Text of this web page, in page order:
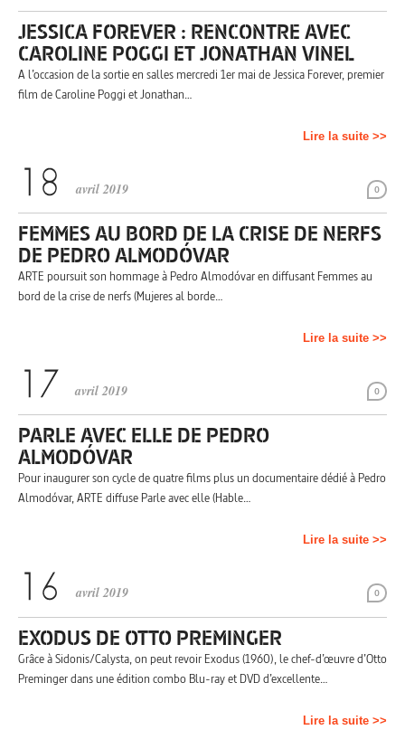
JESSICA FOREVER : RENCONTRE AVEC
CAROLINE POGGI ET JONATHAN VINEL
A l’occasion de la sortie en salles mercredi 1er mai de Jessica Forever, premier
film de Caroline Poggi et Jonathan…
Lire la suite >>
0
avril 2019
FEMMES AU BORD DE LA CRISE DE NERFS
DE PEDRO ALMODÓVAR
ARTE poursuit son hommage à Pedro Almodóvar en diffusant Femmes au
bord de la crise de nerfs (Mujeres al borde…
Lire la suite >>
0
avril 2019
PARLE AVEC ELLE DE PEDRO
ALMODÓVAR
Pour inaugurer son cycle de quatre films plus un documentaire dédié à Pedro
Almodóvar, ARTE diffuse Parle avec elle (Hable…
Lire la suite >>
0
avril 2019
EXODUS DE OTTO PREMINGER
Grâce à Sidonis/Calysta, on peut revoir Exodus (1960), le chef-d’œuvre d’Otto
Preminger dans une édition combo Blu-ray et DVD d’excellente…
Lire la suite >>